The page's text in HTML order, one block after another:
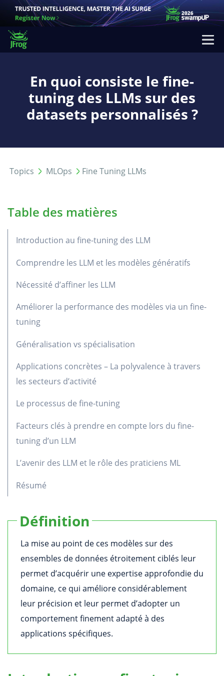
En quoi consiste le fine-
tuning des LLMs sur des
datasets personnalisés ?
Topics MLOps Fine Tuning LLMs
Table des matières
Introduction au fine-tuning des LLM
Comprendre les LLM et les modèles génératifs
Nécessité d’affiner les LLM
Améliorer la performance des modèles via un fine-
tuning
Généralisation vs spécialisation
Applications concrètes – La polyvalence à travers
les secteurs d’activité
Le processus de fine-tuning
Facteurs clés à prendre en compte lors du fine-
tuning d’un LLM
L’avenir des LLM et le rôle des praticiens ML
Résumé
Définition
La mise au point de ces modèles sur des
ensembles de données étroitement ciblés leur
permet d’acquérir une expertise approfondie du
domaine, ce qui améliore considérablement
leur précision et leur permet d’adopter un
comportement finement adapté à des
applications spécifiques.